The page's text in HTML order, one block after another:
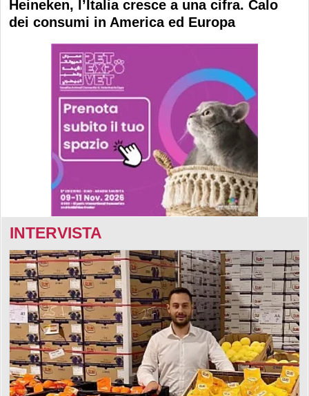
Heineken, l’Italia cresce a una cifra. Calo
dei consumi in America ed Europa
INTERVISTA